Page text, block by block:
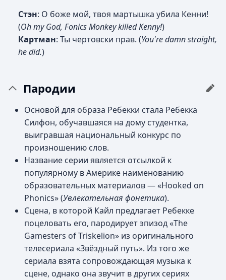
Стэн: О боже мой, твоя мартышка убила Кенни!
(Oh my God, Fonics Monkey killed Kenny!)
Картман: Ты чертовски прав. (You're damn straight,
he did.)
Пародии
Основой для образа Ребекки стала Ребекка
Силфон, обучавшаяся на дому студентка,
выигравшая национальный конкурс по
произношению слов.
Название серии является отсылкой к
популярному в Америке наименованию
образовательных материалов — «Hooked on
Phonics» (Увлекательная фонетика).
Сцена, в которой Кайл предлагает Ребекке
поцеловать его, пародирует эпизод «The
Gamesters of Triskelion» из оригинального
телесериала «Звёздный путь». Из того же
сериала взята сопровождающая музыка к
сцене, однако она звучит в других сериях